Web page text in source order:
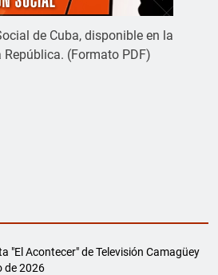
de Cuba, disponible en la
(Formato PDF)
"El Acontecer" de Televisión Camagüey
de 2026